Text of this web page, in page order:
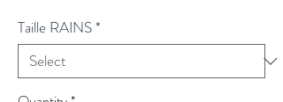
Taille RAINS*